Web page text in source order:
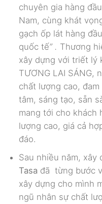
chuyên gia hàng
Nam, cùng khát
gạch ốp lát hàng
quốc tế” . Thương
xây dựng với triết lý
TƯƠNG LAI SÁNG,
chất lượng cao,
tâm, sáng tạo, sẵn
mang tới cho khách
lượng cao, giá cả
đáo.
Sau nhiều năm, xây
Tasa đã từng bước
xây dựng cho mình
ngũ nhân sự chất